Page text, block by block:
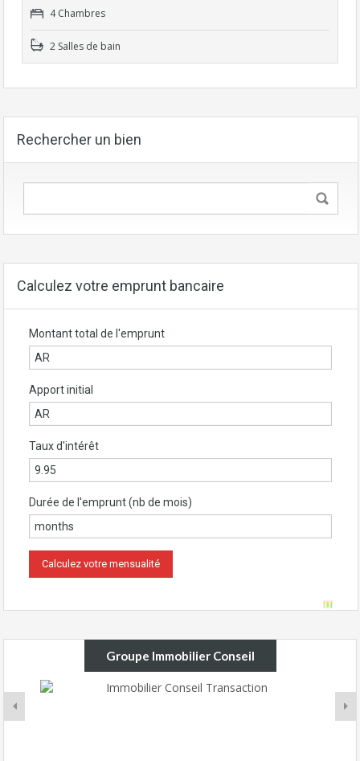
4 Chambres
2 Salles de bain
Rechercher un bien
Calculez votre emprunt bancaire
Montant total de l'emprunt
Apport initial
Taux d'intérêt
Durée de l'emprunt (nb de mois)
Groupe Immobilier Conseil